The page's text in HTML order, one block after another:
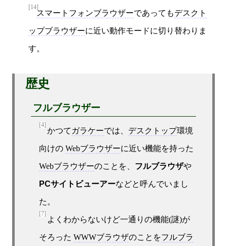
[14]
スマートフォンブラウザーであってもデスクト
ップブラウザーに近い動作モードに切り替わりま
す。
歴史
フルブラウザー
[4]
かつて ガラケーでは、 デスクトップ環境
向けの Webブラウザーに近い機能を持った
Webブラウザーのことを、 フルブラウザや
PCサイトビューアーなどと呼んでいまし
た。
[7]
よくわからないけど一通りの機能(謎)が
そろった WWWブラウザのことをフルブラ